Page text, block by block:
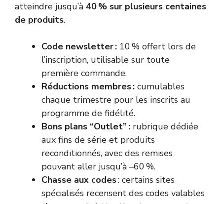
atteindre jusqu’à 40 % sur plusieurs centaines
de produits.
Code newsletter : 10 % offert lors de
l’inscription, utilisable sur toute
première commande.
Réductions membres : cumulables
chaque trimestre pour les inscrits au
programme de fidélité.
Bons plans “Outlet” : rubrique dédiée
aux fins de série et produits
reconditionnés, avec des remises
pouvant aller jusqu’à –60 %.
Chasse aux codes: certains sites
spécialisés recensent des codes valables